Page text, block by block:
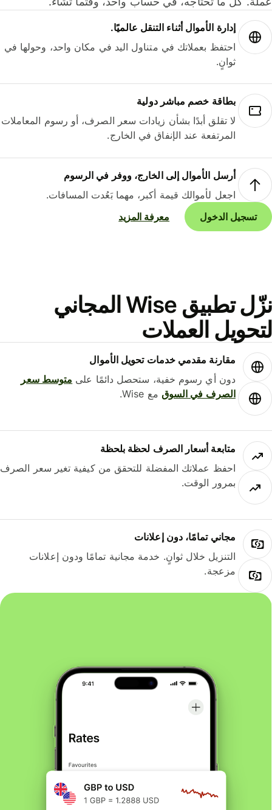
إدارة الأموال أثناء التنقل عالميًا.
احتفظ بعملاتك في متناول اليد في مكان واحد، وحولها في
ثوانٍ.
بطاقة خصم مباشر دولية
لا تقلق أبدًا بشأن زيادات سعر الصرف، أو رسوم المعاملات
المرتفعة عند الإنفاق في الخارج.
أرسل الأموال إلى الخارج، ووفر في الرسوم
اجعل لأموالك قيمة أكبر، مهما بَعُدت المسافات.
تسجيل الدخول
معرفة المزيد
نزّل تطبيق Wise المجاني
العملات
مقارنة مقدمي خدمات تحويل الأموال
دون أي رسوم خفية، ستحصل دائمًا علىمتوسط ​​سعر
الصرف في السوقمع Wise.
متابعة أسعار الصرف لحظة بلحظة
احفظ عملاتك المفضلة للتحقق من كيفية تغير سعر الصرف
بمرور الوقت.
مجاني تمامًا، دون إعلانات
التنزيل خلال ثوانٍ. خدمة مجانية تمامًا ودون إعلانات
مزعجة.